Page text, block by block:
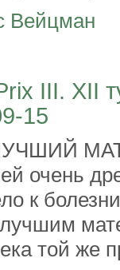
Вейцман
III. XII
15
очень
к
лучшим
той же